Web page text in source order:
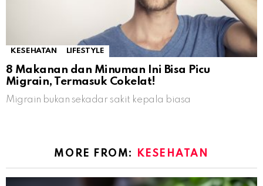
KESEHATAN LIFESTYLE
8 Makanan dan Minuman Ini Bisa Picu
Migrain, Termasuk Cokelat!
Migrain bukan sekadar sakit kepala biasa
MORE FROM: KESEHATAN